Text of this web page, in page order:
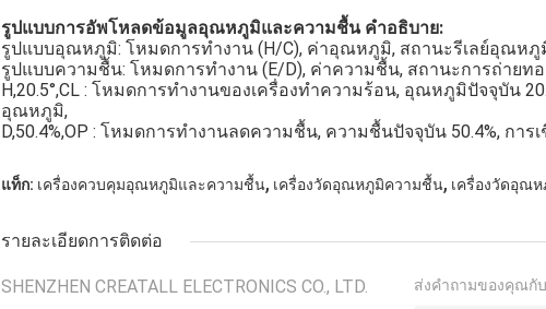
รูปแบบการอัพโหลดข้อมูลอุณหภูมิและความชื้น คำอธิบาย:
รูปแบบอุณหภูมิ: โหมดการทำงาน (H/C), ค่าอุณหภูมิ, สถานะรีเลย์อุณหภู
รูปแบบความชื้น: โหมดการทำงาน (E/D), ค่าความชื้น, สถานะการถ่ายท
H,20.5°,CL : โหมดการทำงานของเครื่องทำความร้อน, อุณหภูมิปัจจุบัน
อุณหภูมิ,
D,50.4%,OP : โหมดการทำงานลดความชื้น, ความชื้นปัจจุบัน 50.4%, การ
แท็ก: เครื่องควบคุมอุณหภูมิและความชื้น, เครื่องวัดอุณหภูมิความชื้น, เครื่องวัดอุณ
รายละเอียดการติดต่อ
SHENZHEN CREATALL ELECTRONICS CO., LTD. ส่งคำถามของคุณกับ